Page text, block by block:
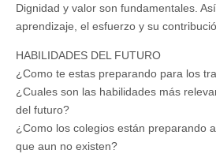
Dignidad y valor son fundamentales.
aprendizaje, el esfuerzo y su
HABILIDADES DEL FUTURO
¿Como te estas preparando para los
¿Cuales son las habilidades más
del futuro?
¿Como los colegios están preparando
que aun no existen?